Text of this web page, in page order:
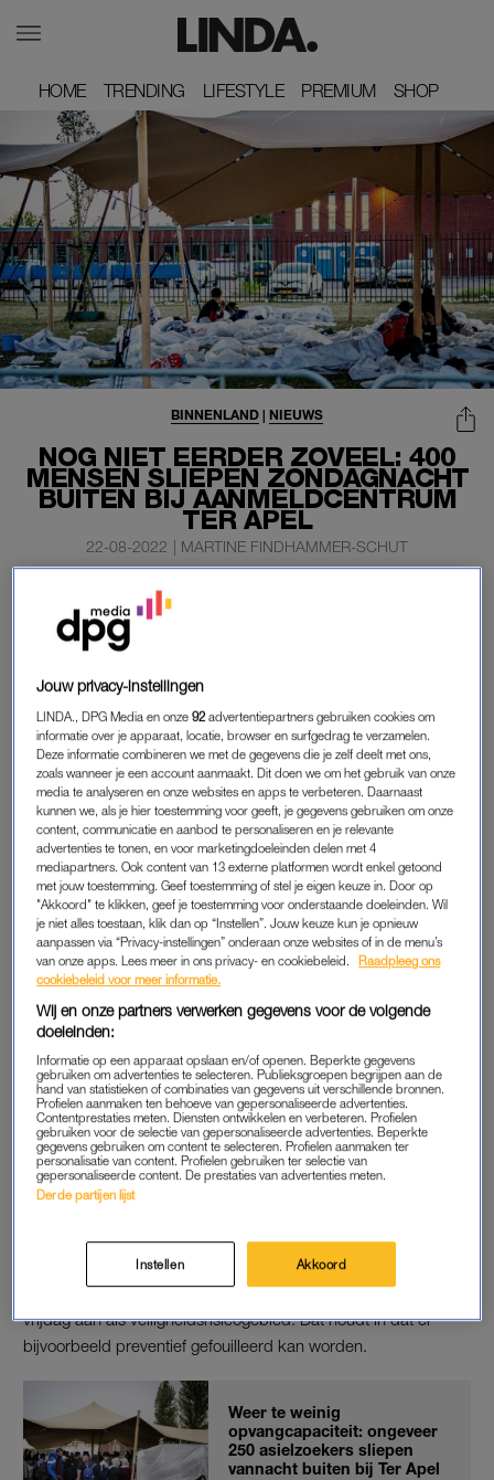
HOME
HOME TRENDING
TRENDING LIFESTYLE
LIFESTYLE PREMIUM
PREMIUM SHOP
SHOP
NOG NIET EERDER ZOVEEL: 400
MENSEN SLIEPEN ZONDAGNACHT
BUITEN BIJ AANMELDCENTRUM
TER APEL
BINNENLAND | NIEUWS
22-08-2022 | MARTINE FINDHAMMER-SCHUT
Bij het aanmeldcentrum in Ter Apel hebben in de nacht
van zondag op maandag zo’n vierhonderd mensen
buiten geslapen. Dat meldt het Centraal Orgaan opvang
asielzoekers (COA).
Nog niet eerder waren het er zoveel.
AANMELDCENTRUM TER APEL
De mensen sliepen onder meer onder de luifels die ter
beschutting zijn geplaatst. Ook sliepen asielzoekers in de
sporthal op het terrein en op stoelen in de wachtruimte van de
IND.
In de nacht van vrijdag op zaterdag moesten ongeveer 250
mensen buiten slapen en in de nacht van zaterdag op zondag
ging het om rond de driehonderd mensen.
VECHTPARTIJEN
Het is al maanden druk bij het Groningse aanmeldcentrum.
Asielzoekerscentra hebben geen plek meer en statushouders
kunnen door onder meer de oververhitte huizenmarkt niet
doorstromen naar een woning.
De drukte bij het aanmeldcentrumleidde eerder tot onrust en
. De gemeente Westerwolde, waar Ter Apel onder
valt, wees het voorterrein van het aanmeldcentrum daarom
vrijdag aan als veiligheidsrisicogebied. Dat houdt in dat er
bijvoorbeeld preventief gefouilleerd kan worden.
Weer te weinig
opvangcapaciteit: ongeveer
250 asielzoekers sliepen
vannacht buiten bij Ter Apel
Jouw privacy-instellingen
LINDA., DPG Media en onze92 advertentiepartners gebruiken cookies om
informatie over je apparaat, locatie, browser en surfgedrag te verzamelen.
Deze informatie combineren we met de gegevens die je zelf deelt met ons,
zoals wanneer je een account aanmaakt. Dit doen we om het gebruik van onze
media te analyseren en onze websites en apps te verbeteren. Daarnaast
kunnen we, als je hier toestemming voor geeft, je gegevens gebruiken om onze
content, communicatie en aanbod te personaliseren en je relevante
advertenties te tonen, en voor marketingdoeleinden delen met 4
mediapartners. Ook content van 13 externe platformen wordt enkel getoond
met jouw toestemming. Geef toestemming of stel je eigen keuze in. Door op
"Akkoord" te klikken, geef je toestemming voor onderstaande doeleinden. Wil
je niet alles toestaan, klik dan op “Instellen”. Jouw keuze kun je opnieuw
aanpassen via “Privacy-instellingen” onderaan onze websites of in de menu’s
van onze apps. Lees meer in ons privacy- en cookiebeleid.
Raadpleeg ons
cookiebeleid voor meer informatie.
Wij en onze partners verwerken gegevens voor de volgende
doeleinden:
Informatie op een apparaat opslaan en/of openen. Beperkte gegevens
gebruiken om advertenties te selecteren. Publieksgroepen begrijpen aan de
hand van statistieken of combinaties van gegevens uit verschillende bronnen.
Profielen aanmaken ten behoeve van gepersonaliseerde advertenties.
Contentprestaties meten. Diensten ontwikkelen en verbeteren. Profielen
gebruiken voor de selectie van gepersonaliseerde advertenties. Beperkte
gegevens gebruiken om content te selecteren. Profielen aanmaken ter
personalisatie van content. Profielen gebruiken ter selectie van
gepersonaliseerde content. De prestaties van advertenties meten.
Derde partijen lijst
Instellen Akkoord